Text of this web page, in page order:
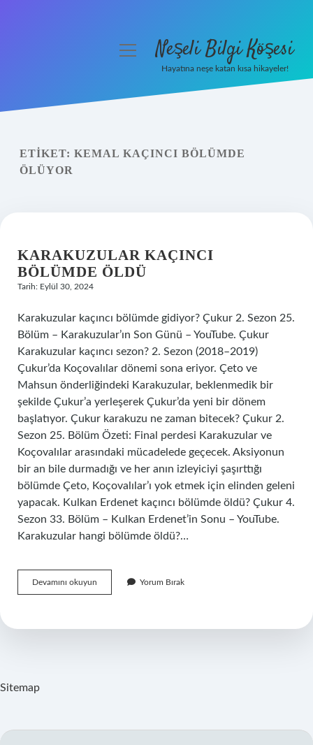
Yasal Uyarı
menüyüNeşeli Bilgi Köşesi
Hayatına neşe katan kısa hikayeler!
ETIKET: KEMAL KAÇINCI BÖLÜMDE
ÖLÜYOR
KARAKUZULAR KAÇINCI
BÖLÜMDE ÖLDÜ
Tarih: Eylül 30, 2024
Karakuzular kaçıncı bölümde gidiyor? Çukur 2. Sezon 25.
Bölüm – Karakuzular’ın Son Günü – YouTube. Çukur
Karakuzular kaçıncı sezon? 2. Sezon (2018–2019)
Çukur’da Koçovalılar dönemi sona eriyor. Çeto ve
Mahsun önderliğindeki Karakuzular, beklenmedik bir
şekilde Çukur’a yerleşerek Çukur’da yeni bir dönem
başlatıyor. Çukur karakuzu ne zaman bitecek? Çukur 2.
Sezon 25. Bölüm Özeti: Final perdesi Karakuzular ve
Koçovalılar arasındaki mücadelede geçecek. Aksiyonun
bir an bile durmadığı ve her anın izleyiciyi şaşırttığı
bölümde Çeto, Koçovalılar’ı yok etmek için elinden geleni
yapacak. Kulkan Erdenet kaçıncı bölümde öldü? Çukur 4.
Sezon 33. Bölüm – Kulkan Erdenet’in Sonu – YouTube.
Karakuzular hangi bölümde öldü?…
Devamını okuyun Karakuzular
Kaçıncı
Yorum Bırak
Sitemap